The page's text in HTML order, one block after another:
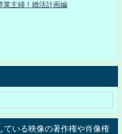
業主婦！婚活計画編
ている映像の著作権や肖像権